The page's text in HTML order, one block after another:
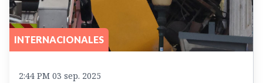
INTERNACIONALES
2:44 PM 03 sep. 2025